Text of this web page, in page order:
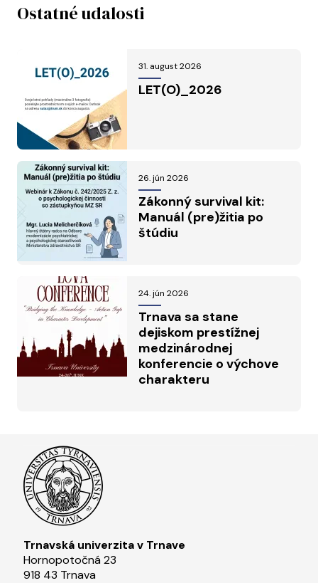
Ostatné udalosti
31. august 2026
LET(O)_2026
26. jún 2026
Zákonný survival kit:
Manuál (pre)žitia po
štúdiu
24. jún 2026
Trnava sa stane
dejiskom prestížnej
medzinárodnej
konferencie o výchove
charakteru
Trnavská univerzita v Trnave
Hornopotočná 23
918 43 Trnava